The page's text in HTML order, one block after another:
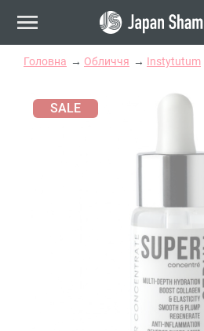
Головна Обличчя Instytutum
SALE